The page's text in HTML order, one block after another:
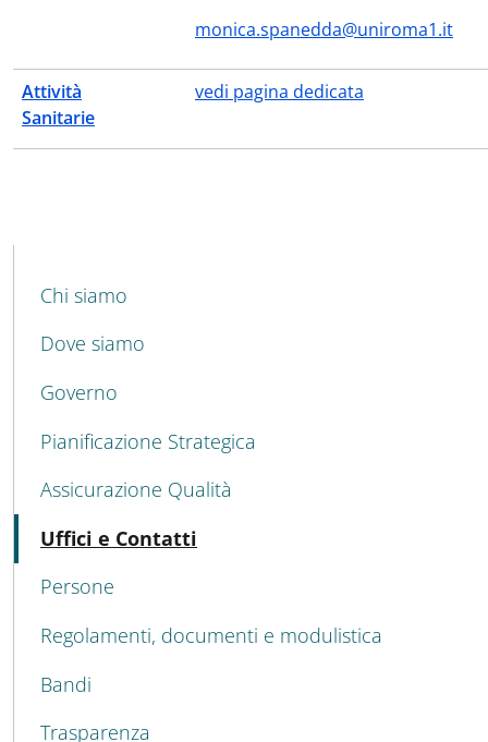
monica.spanedda@uniroma1.it
Attività
Sanitarie
vedi pagina dedicata
MAIN NAVIGATION
Chi siamo
Dove siamo
Governo
Pianificazione Strategica
Assicurazione Qualità
Uffici e Contatti
Persone
Regolamenti, documenti e modulistica
Bandi
Trasparenza